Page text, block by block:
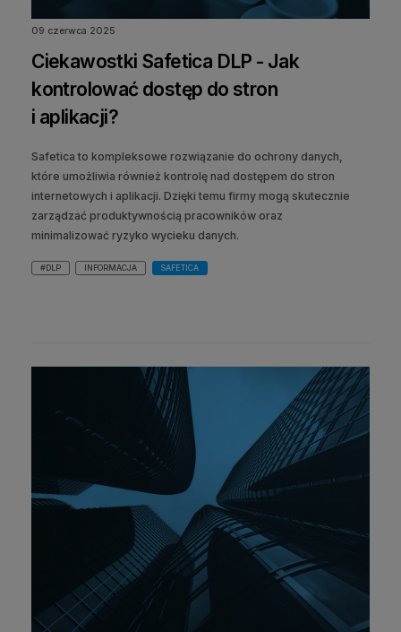
09 czerwca 2025
Ciekawostki Safetica DLP - Jak
kontrolować dostęp do stron
i aplikacji?
Safetica to kompleksowe rozwiązanie do ochrony danych,
które umożliwia również kontrolę nad dostępem do stron
internetowych i aplikacji. Dzięki temu firmy mogą skutecznie
zarządzać produktywnością pracowników oraz
minimalizować ryzyko wycieku danych.
#DLP INFORMACJA SAFETICA